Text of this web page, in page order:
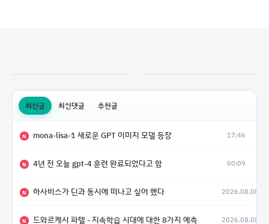
최신글 최신댓글 추천글
N mona-lisa-1 새로운 GPT 이미지 모델 등장 17:46
N 4년 전 오늘 gpt-4 훈련 완료되었다고 함 00:09
N 하사비스가 딘과 동시에 떠나고 싶어 했다 2026.08.08
N 드와르케시 파텔 - 지속학습 시대에 대한 8가지 예측 2026.08.08